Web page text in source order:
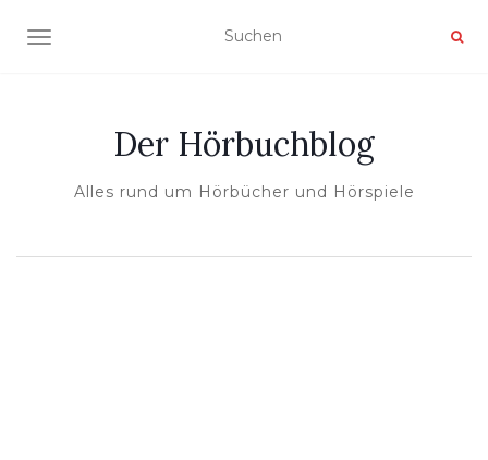
NAVIGATION UMSCHALTEN
Der Hörbuchblog
Alles rund um Hörbücher und Hörspiele